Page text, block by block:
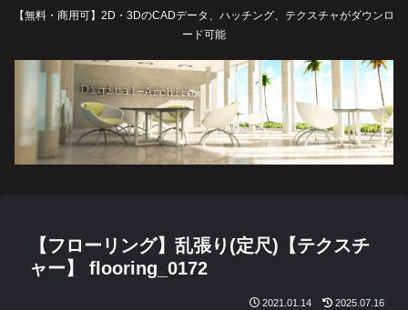
【無料・商用可】2D・3DのCADデータ、ハッチング、テクスチャがダウンロ
ード可能
【フローリング】乱張り(定尺)【テクスチ
ャー】 flooring_0172
2021.01.14 2025.07.16